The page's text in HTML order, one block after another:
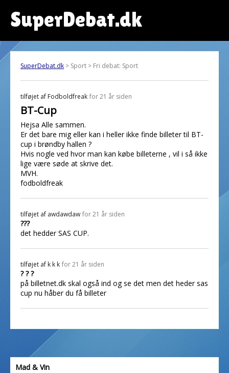
SuperDebat.dk
SuperDebat.dk > Sport > Fri debat: Sport
tilføjet af Fodboldfreak for 21 år siden
BT-Cup
Hejsa Alle sammen.
Er det bare mig eller kan i heller ikke finde billeter til BT-
cup i brøndby hallen ?
Hvis nogle ved hvor man kan købe billeterne , vil i så ikke
lige være søde at skrive det.
MVH.
fodboldfreak
tilføjet af awdawdaw for 21 år siden
???
det hedder SAS CUP.
tilføjet af k k k for 21 år siden
? ? ?
på billetnet.dk skal også ind og se det men det heder sas
cup nu håber du få billeter
Mad & Vin